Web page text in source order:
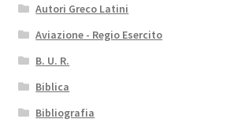
Autori Greco Latini
Aviazione - Regio Esercito
B. U. R.
Biblica
Bibliografia